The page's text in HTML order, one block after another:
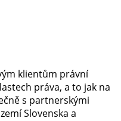
klientům právní
práva, a to jak na
s partnerskými
Slovenska a